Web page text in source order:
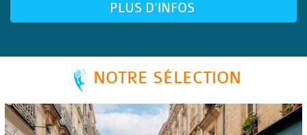
PLUS D'INFOS
NOTRE SÉLECTION